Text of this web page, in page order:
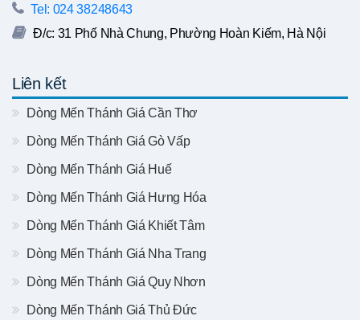
Tel: 024 38248643
Đ/c: 31 Phố Nhà Chung, Phường Hoàn Kiếm, Hà Nội
Liên kết
Dòng Mến Thánh Giá Cần Thơ
Dòng Mến Thánh Giá Gò Vấp
Dòng Mến Thánh Giá Huế
Dòng Mến Thánh Giá Hưng Hóa
Dòng Mến Thánh Giá Khiết Tâm
Dòng Mến Thánh Giá Nha Trang
Dòng Mến Thánh Giá Quy Nhơn
Dòng Mến Thánh Giá Thủ Đức